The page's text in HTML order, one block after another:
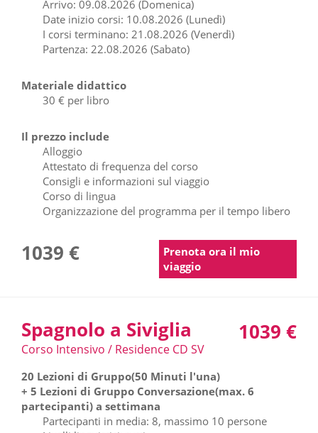
Arrivo: 09.08.2026 (Domenica)
Date inizio corsi: 10.08.2026 (Lunedì)
I corsi terminano: 21.08.2026 (Venerdì)
Partenza: 22.08.2026 (Sabato)
Materiale didattico
30 € per libro
Il prezzo include
Alloggio
Attestato di frequenza del corso
Consigli e informazioni sul viaggio
Corso di lingua
Organizzazione del programma per il tempo libero
1039 €
Prenota ora il mio
viaggio
Spagnolo a Siviglia
Corso Intensivo / Residence CD SV
1039 €
20 Lezioni di Gruppo(50 Minuti l'una)
+ 5 Lezioni di Gruppo Conversazione(max. 6
partecipanti) a settimana
Partecipanti in media: 8, massimo 10 persone